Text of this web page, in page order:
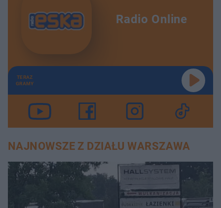
Radio Online
TERAZ
GRAMY
NAJNOWSZE Z DZIAŁU WARSZAWA